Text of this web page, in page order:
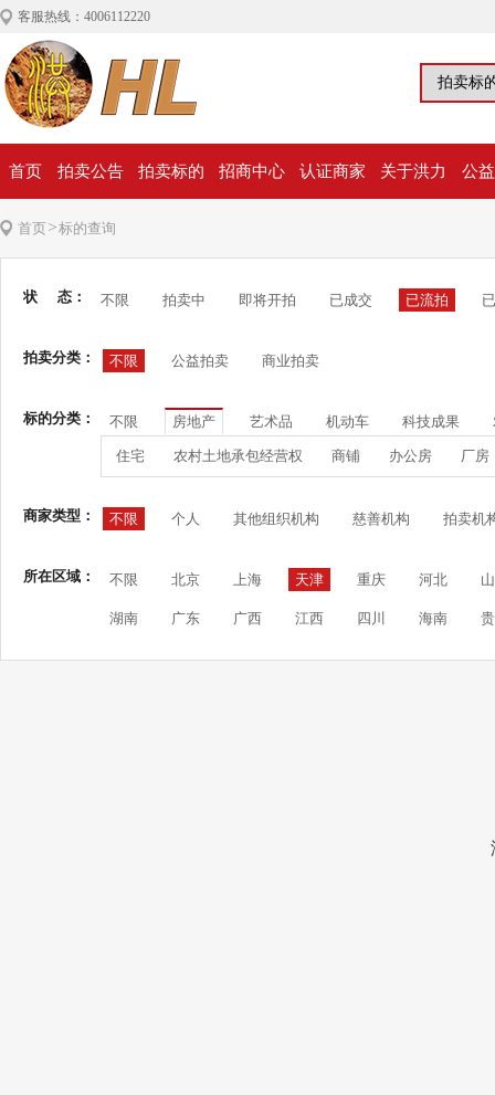
客服热线：4006112220
首页 拍卖公告 拍卖标的 招商中心 认证商家 关于洪力 公
首页>标的查询
状 态： 不限 拍卖中 即将开拍 已成交 已流拍
拍卖分类： 不限 公益拍卖 商业拍卖
标的分类： 不限 房地产 艺术品 机动车 科技成果
住宅 农村土地承包经营权 商铺 办公房 厂房
商家类型： 不限 个人 其他组织机构 慈善机构 拍卖机
所在区域： 不限 北京 上海 天津 重庆 河北
湖南 广东 广西 江西 四川 海南